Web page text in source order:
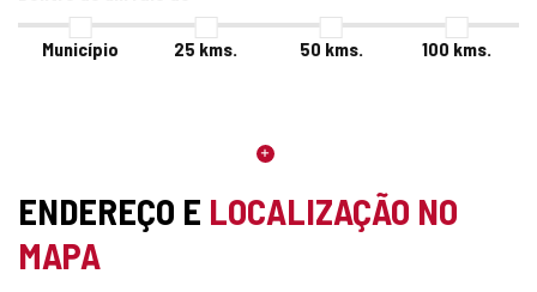
Município 25 kms. 50 kms. 100 kms.
ENDEREÇO E LOCALIZAÇÃO NO
MAPA